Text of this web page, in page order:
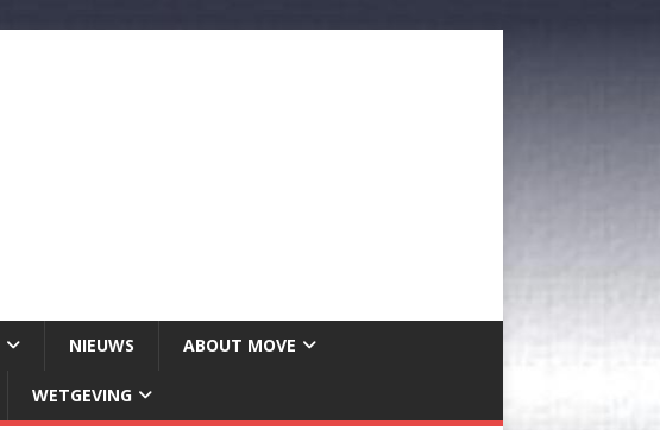
NIEUWS ABOUT MOVE
WETGEVING